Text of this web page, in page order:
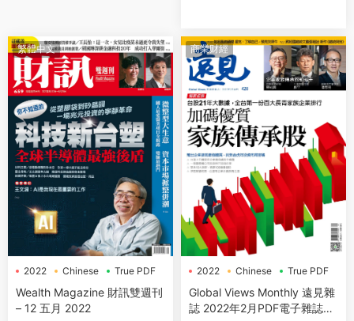
繁體中文
2022 Chinese True PDF
Wealth Magazine 財訊雙週刊
– 12 五月 2022
商業财經
2022 Chinese True PDF
Global Views Monthly 遠見雜
誌 2022年2月PDF電子雜誌下